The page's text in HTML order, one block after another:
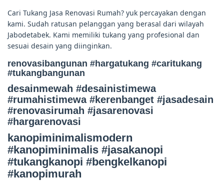
Cari Tukang Jasa Renovasi Rumah? yuk percayakan dengan
kami. Sudah ratusan pelanggan yang berasal dari wilayah
Jabodetabek. Kami memiliki tukang yang profesional dan
sesuai desain yang diinginkan.
renovasibangunan #hargatukang #caritukang
#tukangbangunan
desainmewah #desainistimewa
#rumahistimewa #kerenbanget #jasadesain
#renovasirumah #jasarenovasi
#hargarenovasi
kanopiminimalismodern
#kanopiminimalis #jasakanopi
#tukangkanopi #bengkelkanopi
#kanopimurah